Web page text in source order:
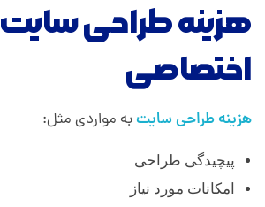
هزینه طراحی سایت
اختصاصی
هزینه طراحی سایتبه مواردی مثل:
پیچیدگی طراحی
امکانات مورد نیاز